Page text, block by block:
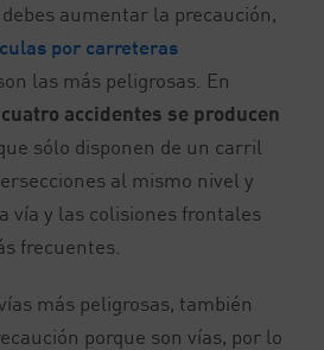
debes aumentar la precaución,
por carreteras
las más peligrosas. En
accidentes se producen
sólo disponen de un carril
al mismo nivel y
vía y las colisiones frontales
frecuentes.
más peligrosas, también
porque son vías, por lo